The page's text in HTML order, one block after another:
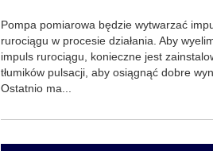
Pompa pomiarowa będzie wytwarzać
rurociągu w procesie działania. Aby
impuls rurociągu, konieczne jest
tłumików pulsacji, aby osiągnąć dobre
Ostatnio ma...